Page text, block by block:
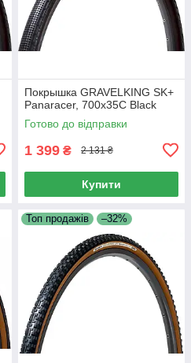
Покрышка GRAVELKING SK+
Panaracer, 700x35C Black
Готово до відправки
1 399 ₴ 2 131 ₴
Купити
Топ продажів –32%